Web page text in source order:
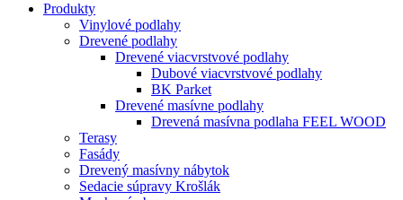
Produkty
Vinylové podlahy
Drevené podlahy
Drevené viacvrstvové podlahy
Dubové viacvrstvové podlahy
BK Parket
Drevené masívne podlahy
Drevená masívna podlaha FEEL WOOD
Terasy
Fasády
Drevený masívny nábytok
Sedacie súpravy Krošlák